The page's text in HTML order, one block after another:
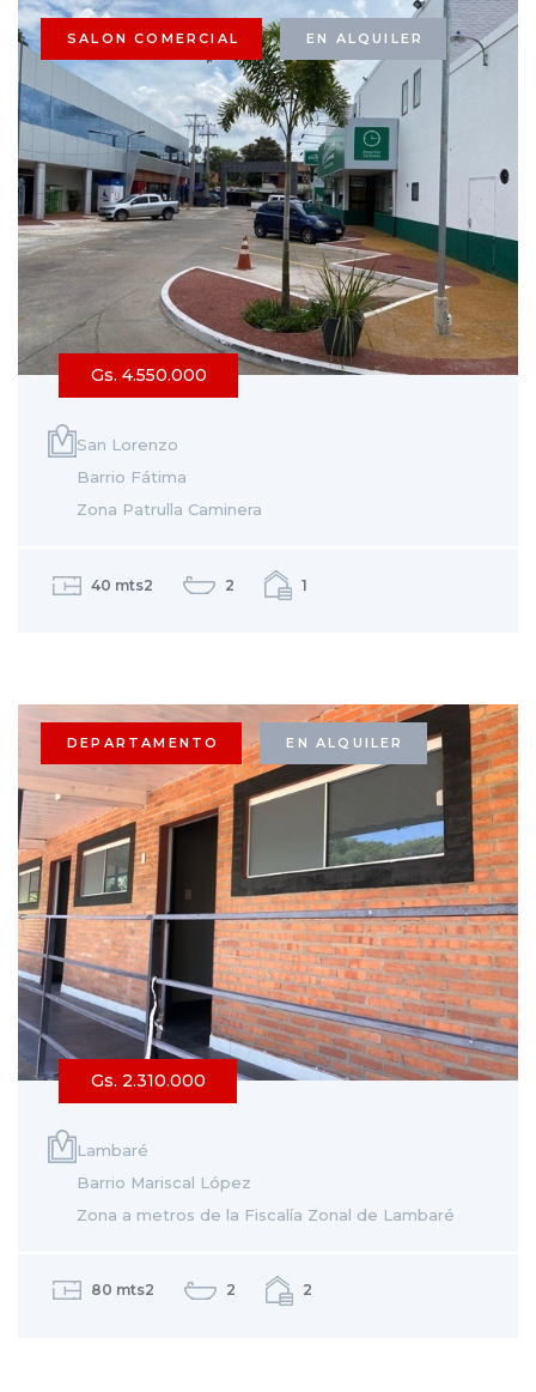
SALON COMERCIAL EN ALQUILER
Gs. 4.550.000
San Lorenzo
Barrio Fátima
Zona Patrulla Caminera
40 mts2 2 1
DEPARTAMENTO EN ALQUILER
Gs. 2.310.000
Lambaré
Barrio Mariscal López
Zona a metros de la Fiscalía Zonal de Lambaré
80 mts2 2 2